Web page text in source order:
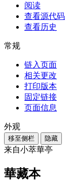
阅读
查看源代码
查看历史
常规
链入页面
相关更改
打印版本
固定链接
页面信息
外观
移至侧栏 隐藏
来自小萃華亭
華藏本